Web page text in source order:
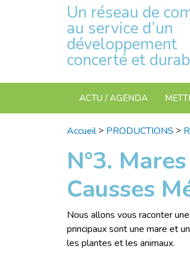
Un réseau de
au service d’un
développement
concerté et
ACTU / AGENDA
Accueil> PRODUCTIONS >
N°3.
Causses
Nous allons vous raconter
principaux sont une mare et
les plantes et les animaux.